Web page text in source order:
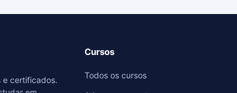
e certificados.
Cursos
Todos os cursos